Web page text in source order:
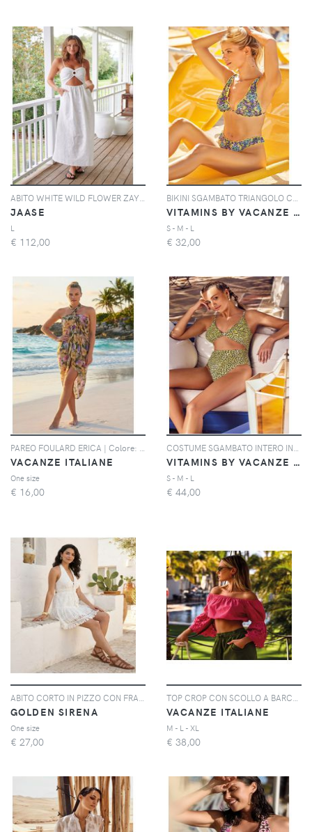
JAASE
L
€ 112,00
VITAMINS BY VACANZE ITALIANE
S - M - L
€ 32,00
VACANZE ITALIANE
One size
€ 16,00
VITAMINS BY VACANZE ITALIANE
S - M - L
€ 44,00
GOLDEN SIRENA
One size
€ 27,00
VACANZE ITALIANE
M - L - XL
€ 38,00